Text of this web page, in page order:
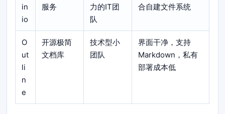
in
io
服务
力的IT团
队
合自建文件系统
O
ut
li
n
e
开源极简
文档库
技术型小
团队
界面干净，支持
Markdown，私有
部署成本低